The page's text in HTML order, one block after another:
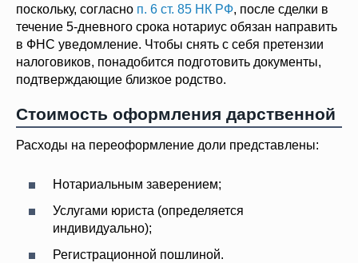
поскольку, согласно п. 6 ст. 85 НК РФ, после сделки в
течение 5-дневного срока нотариус обязан направить
в ФНС уведомление. Чтобы снять с себя претензии
налоговиков, понадобится подготовить документы,
подтверждающие близкое родство.
Стоимость оформления дарственной
Расходы на переоформление доли представлены:
Нотариальным заверением;
Услугами юриста (определяется
индивидуально);
Регистрационной пошлиной.